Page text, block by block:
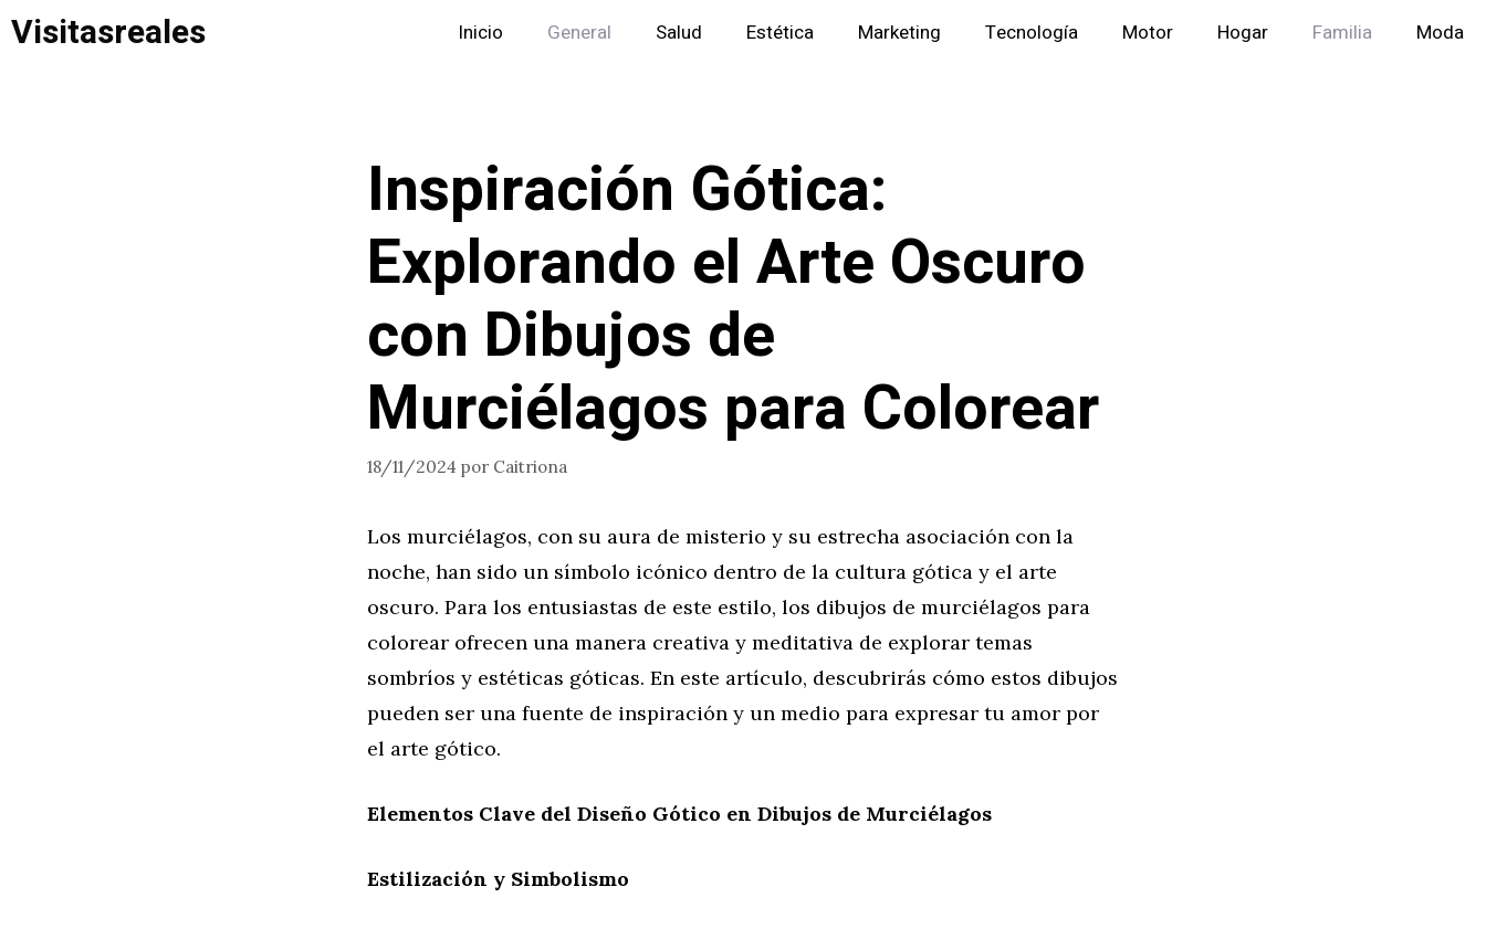
Saltar
Visitasreales Inicio General Salud Estética Marketing Tecnología Motor Hogar Familia Moda
Inspiración Gótica:
Explorando el Arte Oscuro
con Dibujos de
Murciélagos para Colorear
18/11/2024 por Caitriona
Los murciélagos, con su aura de misterio y su estrecha asociación con la
noche, han sido un símbolo icónico dentro de la cultura gótica y el arte
oscuro. Para los entusiastas de este estilo, los dibujos de murciélagos para
colorear ofrecen una manera creativa y meditativa de explorar temas
sombríos y estéticas góticas. En este artículo, descubrirás cómo estos dibujos
pueden ser una fuente de inspiración y un medio para expresar tu amor por
el arte gótico.
Elementos Clave del Diseño Gótico en Dibujos de Murciélagos
Estilización y Simbolismo